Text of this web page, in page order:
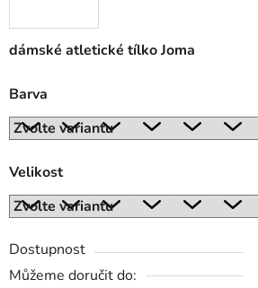
dámské atletické tílko Joma
Barva
Velikost
Dostupnost
Můžeme doručit do: